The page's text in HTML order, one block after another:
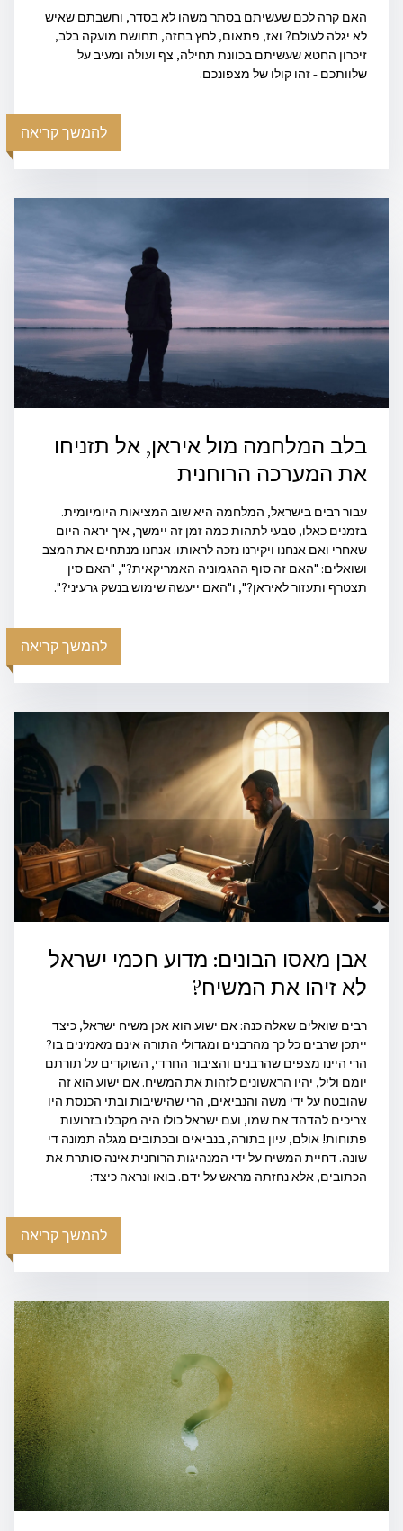
האם קרה לכם שעשיתם בסתר משהו לא בסדר, וחשבתם שאיש
לא יגלה לעולם? ואז, פתאום, לחץ בחזה, תחושת מועקה בלב,
זיכרון החטא שעשיתם בכוונת תחילה, צף ועולה ומעיב על
שלוותכם - זהו קולו של מצפונכם.
להמשך קריאה
בלב המלחמה מול איראן, אל תזניחו
את המערכה הרוחנית
עבור רבים בישראל, המלחמה היא שוב המציאות היומיומית.
בזמנים כאלו, טבעי לתהות כמה זמן זה יימשך, איך יראה היום
שאחרי ואם אנחנו ויקירנו נזכה לראותו. אנחנו מנתחים את המצב
ושואלים: "האם זה סוף ההגמוניה האמריקאית?", "האם סין
תצטרף ותעזור לאיראן?", ו"האם ייעשה שימוש בנשק גרעיני?".
להמשך קריאה
אבן מאסו הבונים: מדוע חכמי ישראל
לא זיהו את המשיח?
רבים שואלים שאלה כנה: אם ישוע הוא אכן משיח ישראל, כיצד
ייתכן שרבים כל כך מהרבנים ומגדולי התורה אינם מאמינים בו?
הרי היינו מצפים שהרבנים והציבור החרדי, השוקדים על תורתם
יומם וליל, יהיו הראשונים לזהות את המשיח. אם ישוע הוא זה
שהובטח על ידי משה והנביאים, הרי שהישיבות ובתי הכנסת היו
צריכים להדהד את שמו, ועם ישראל כולו היה מקבלו בזרועות
פתוחות! אולם, עיון בתורה, בנביאים ובכתובים מגלה תמונה די
שונה. דחיית המשיח על ידי המנהיגות הרוחנית אינה סותרת את
הכתובים, אלא נחזתה מראש על ידם. בואו ונראה כיצד:
להמשך קריאה